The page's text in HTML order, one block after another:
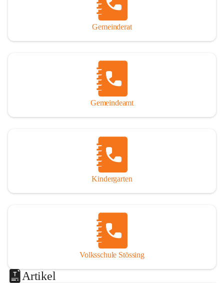
Gemeinderat
Gemeindeamt
Kindergarten
Volksschule Stössing
Artikel